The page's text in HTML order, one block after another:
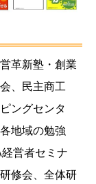
革新塾・創業
、民主商工
ングセンタ
地域の勉強
営者セミナ
修会、全体研